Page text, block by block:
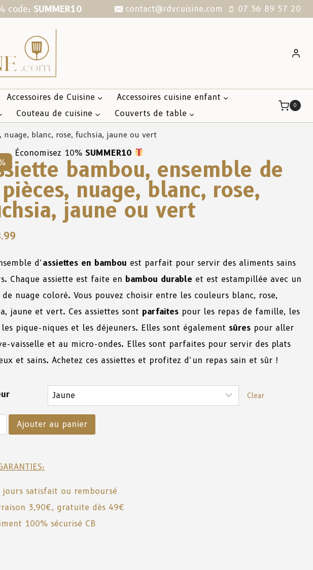
code: SUMMER10 contact@rdvcuisine.com 07 56 89 57 20
Accessoires de Cuisine
Accessoires cuisine enfant
Couteau de cuisine Couverts de table
0
blanc, rose, fuchsia, jaune ou vert
Économisez 10% SUMMER10
bambou, ensemble de
nuage, blanc, rose,
jaune ou vert
d’ assiettes en bambou est parfait pour servir des aliments sains
Chaque assiette est faite en bambou durable et est estampillée avec un
nuage coloré. Vous pouvez choisir entre les couleurs blanc, rose,
jaune et vert. Ces assiettes sont parfaites pour les repas de famille, les
les pique-niques et les déjeuners. Elles sont également sûres pour aller
vaisselle et au micro-ondes. Elles sont parfaites pour servir des plats
et sains. Achetez ces assiettes et profitez d’un repas sain et sûr !
Clear
Ajouter au panier
jours satisfait ou remboursé
3,90€, gratuite dès 49€
100% sécurisé CB